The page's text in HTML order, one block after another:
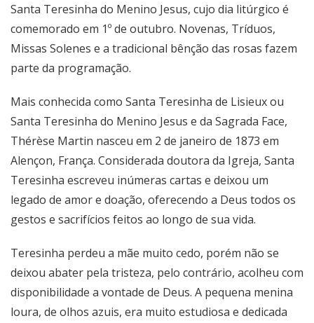
Santa Teresinha do Menino Jesus, cujo dia litúrgico é
comemorado em 1º de outubro. Novenas, Tríduos,
Missas Solenes e a tradicional bênção das rosas fazem
parte da programação.
Mais conhecida como Santa Teresinha de Lisieux ou
Santa Teresinha do Menino Jesus e da Sagrada Face,
Thérèse Martin nasceu em 2 de janeiro de 1873 em
Alençon, França. Considerada doutora da Igreja, Santa
Teresinha escreveu inúmeras cartas e deixou um
legado de amor e doação, oferecendo a Deus todos os
gestos e sacrifícios feitos ao longo de sua vida.
Teresinha perdeu a mãe muito cedo, porém não se
deixou abater pela tristeza, pelo contrário, acolheu com
disponibilidade a vontade de Deus. A pequena menina
loura, de olhos azuis, era muito estudiosa e dedicada